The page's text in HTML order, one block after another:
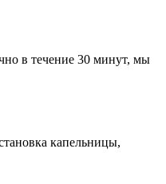
в течение 30 минут, мы
капельницы,